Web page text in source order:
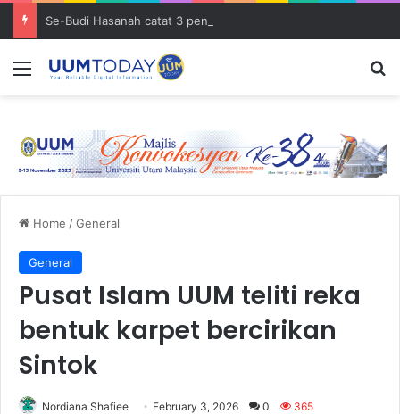
Menu
Home /General
General
Pusat Islam UUM teliti reka
bentuk karpet bercirikan
Sintok
Nordiana Shafiee February 3, 2026 0 365